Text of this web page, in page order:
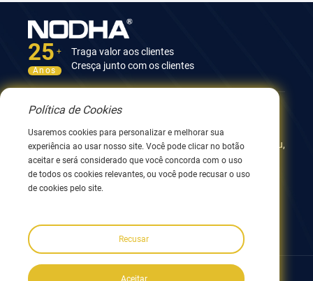
25 +
Anos
Traga valor aos clientes
Cresça junto com os clientes
Contate-nos
12º Edifício, No.9 Xingyang Road, Wuxi 214082, JiangSu,
China
0086 510 8580 8562
0086 152 5144 1199
Siga-nos:
Política de Cookies
Usaremos cookies para personalizar e melhorar sua
experiência ao usar nosso site. Você pode clicar no botão
aceitar e será considerado que você concorda com o uso
de todos os cookies relevantes, ou você pode recusar o uso
de cookies pelo site.
Recusar
Aceitar